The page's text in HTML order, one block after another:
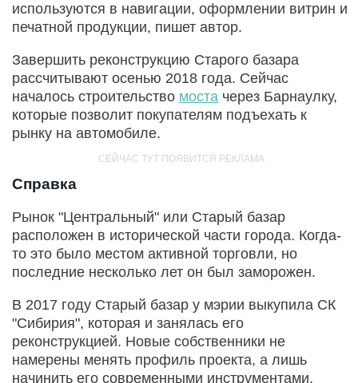
используются в навигации, оформлении витрин и
печатной продукции, пишет автор.
Завершить реконструкцию Старого базара
рассчитывают осенью 2018 года. Сейчас
началось строительство моста через Барнаулку,
которые позволит покупателям подъехать к
рынку на автомобиле.
Справка
Рынок "Центральный" или Старый базар
расположен в исторической части города. Когда-
то это было местом активной торговли, но
последние несколько лет он был заморожен.
В 2017 году Старый базар у мэрии выкупила СК
"Сибирия", которая и занялась его
реконструкцией. Новые собственники не
намерены менять профиль проекта, а лишь
начинить его современными инструментами.